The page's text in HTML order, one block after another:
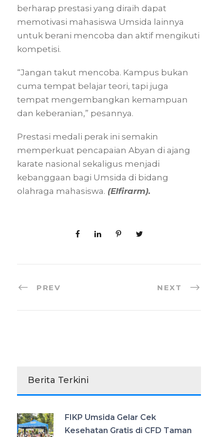
berharap prestasi yang diraih dapat
memotivasi mahasiswa Umsida lainnya
untuk berani mencoba dan aktif mengikuti
kompetisi.
“Jangan takut mencoba. Kampus bukan
cuma tempat belajar teori, tapi juga
tempat mengembangkan kemampuan
dan keberanian,” pesannya.
Prestasi medali perak ini semakin
memperkuat pencapaian Abyan di ajang
karate nasional sekaligus menjadi
kebanggaan bagi Umsida di bidang
olahraga mahasiswa. (Elfirarm).
PREV NEXT
Berita Terkini
FIKP Umsida Gelar Cek
Kesehatan Gratis di CFD Taman